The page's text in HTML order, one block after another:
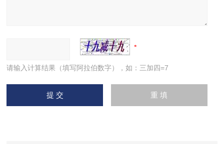
请输入计算结果（填写阿拉伯数字），如：三加四=7